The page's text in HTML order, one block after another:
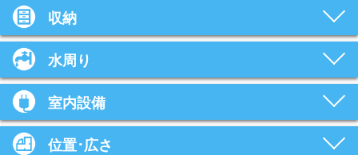
収納
水周り
室内設備
位置･広さ